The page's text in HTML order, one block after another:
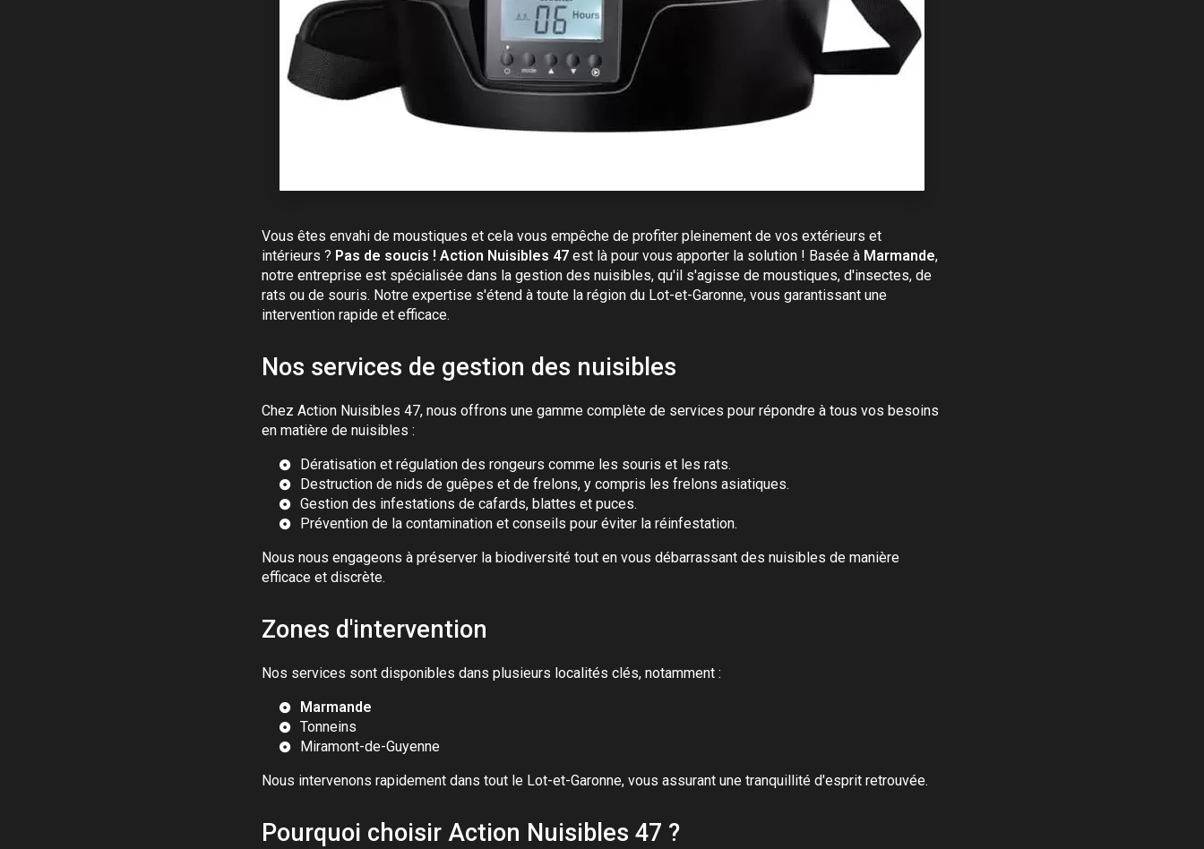
Vous êtes envahi de moustiques et cela vous empêche de profiter pleinement de vos extérieurs et
intérieurs ? Pas de soucis ! Action Nuisibles 47 est là pour vous apporter la solution ! Basée à Marmande,
notre entreprise est spécialisée dans la gestion des nuisibles, qu'il s'agisse de moustiques, d'insectes, de
rats ou de souris. Notre expertise s'étend à toute la région du Lot-et-Garonne, vous garantissant une
intervention rapide et efficace.
Nos services de gestion des nuisibles
Chez Action Nuisibles 47, nous offrons une gamme complète de services pour répondre à tous vos besoins
en matière de nuisibles :
Dératisation et régulation des rongeurs comme les souris et les rats.
Destruction de nids de guêpes et de frelons, y compris les frelons asiatiques.
Gestion des infestations de cafards, blattes et puces.
Prévention de la contamination et conseils pour éviter la réinfestation.
Nous nous engageons à préserver la biodiversité tout en vous débarrassant des nuisibles de manière
efficace et discrète.
Zones d'intervention
Nos services sont disponibles dans plusieurs localités clés, notamment :
Marmande
Tonneins
Miramont-de-Guyenne
Nous intervenons rapidement dans tout le Lot-et-Garonne, vous assurant une tranquillité d'esprit retrouvée.
Pourquoi choisir Action Nuisibles 47 ?